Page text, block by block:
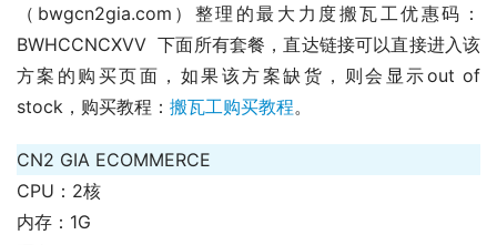
（bwgcn2gia.com）整理的最大力度搬瓦工优惠码：
BWHCCNCXVV  下面所有套餐，直达链接可以直接进入该
方案的购买页面，如果该方案缺货，则会显示out of
stock，购买教程： 搬瓦工购买教程。
CN2 GIA ECOMMERCE
CPU：2核
内存：1G